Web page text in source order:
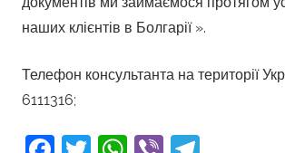
наших клієнтів в Болгарії ».
Телефон консультанта на території
6111316;